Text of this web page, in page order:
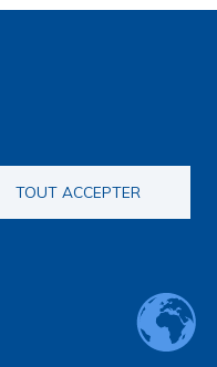
TOUT ACCEPTER